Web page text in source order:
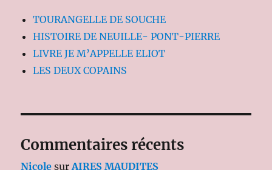
TOURANGELLE DE SOUCHE
HISTOIRE DE NEUILLE- PONT-PIERRE
LIVRE JE M’APPELLE ELIOT
LES DEUX COPAINS
Commentaires récents
Nicole surAIRES MAUDITES